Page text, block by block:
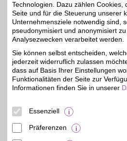
BSW-Vorteil
Blau
"Sei
blau."
blau.de
König:
das
Technologien. Dazu zählen Cookies,
Seite und für die Steuerung unserer
Unternehmensziele notwendig sind,
pseudonymisiert und anonymisiert
Analysezwecken verarbeitet werden.
Sie können selbst entscheiden,
jederzeit widerruflich zulassen
dass auf Basis Ihrer Einstellungen
Funktionalitäten der Seite zur
Informationen finden Sie in unserer
Essenziell
Präferenzen